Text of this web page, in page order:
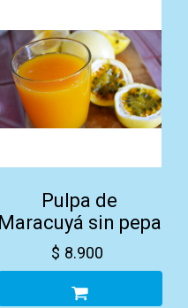
Pulpa de
Maracuyá sin pepa
$ 8.900